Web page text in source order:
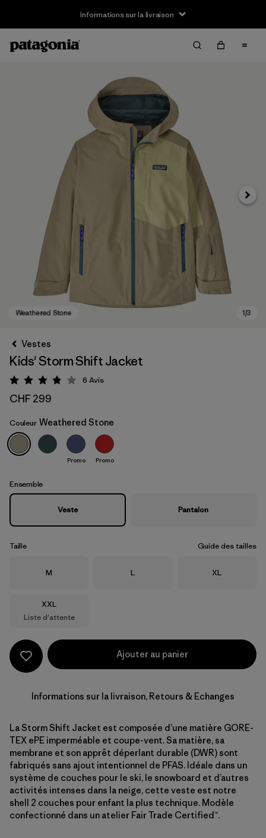
Informations sur la livraison
Weathered Stone
Vestes
Kids' Storm Shift Jacket
Évaluation: 3.8 / 5
6 Avis
CHF 299
Couleur Weathered Stone
Promo Promo
Ensemble
Veste Pantalon
Taille Guide des tailles
Taille
M Taille
L Taille
XL
Taille
XXL
Liste d'attente
Ajouter au panier
Informations sur la livraison, Retours & Echanges
La Storm Shift Jacket est composée d’une matière GORE-
TEX ePE imperméable et coupe-vent. Sa matière, sa
membrane et son apprêt déperlant durable (DWR) sont
fabriqués sans ajout intentionnel de PFAS. Idéale dans un
système de couches pour le ski, le snowboard et d’autres
activités intenses dans la neige, cette veste est notre
shell 2 couches pour enfant la plus technique. Modèle
confectionné dans un atelier Fair Trade Certified™.